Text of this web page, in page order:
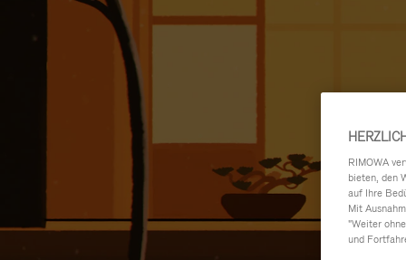
RIMOWA
bieten, den
auf Ihre
Mit
"Weiter
und